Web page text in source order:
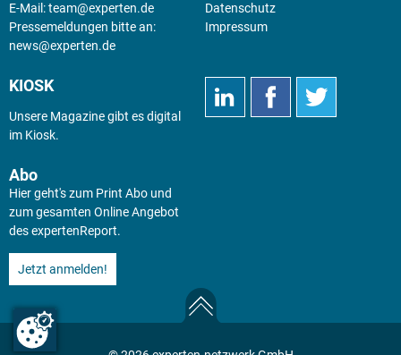
E-Mail:team@experten.de
Pressemeldungen bitte an:
news@experten.de
Datenschutz
Impressum
KIOSK
Unsere Magazine gibt es digital
im Kiosk.
Abo
Hier geht's zum Print Abo und
zum gesamten Online Angebot
des expertenReport.
Jetzt anmelden!